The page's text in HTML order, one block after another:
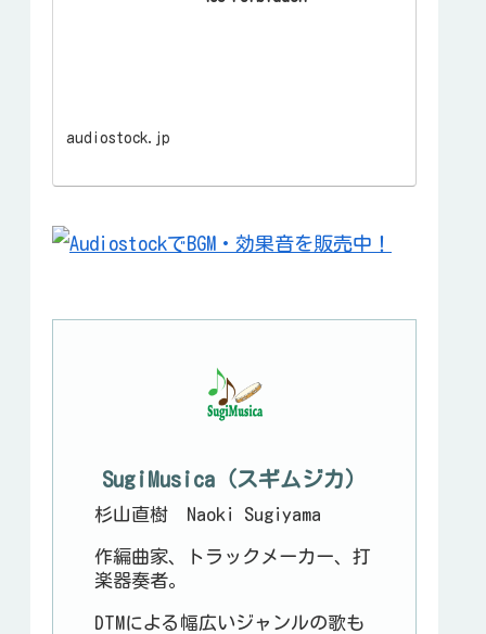
audiostock.jp
SugiMusica（スギムジカ）
杉山直樹 Naoki Sugiyama
作編曲家、トラックメーカー、打
楽器奏者。
DTMによる幅広いジャンルの歌も